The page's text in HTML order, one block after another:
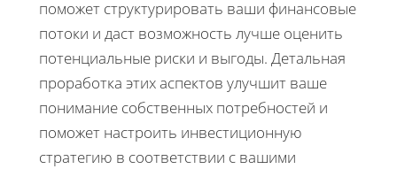
поможет структурировать ваши финансовые
потоки и даст возможность лучше оценить
потенциальные риски и выгоды. Детальная
проработка этих аспектов улучшит ваше
понимание собственных потребностей и
поможет настроить инвестиционную
стратегию в соответствии с вашими